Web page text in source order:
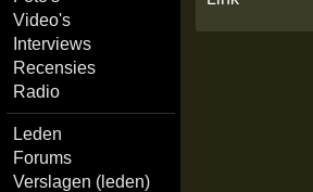
Video's
Interviews
Recensies
Radio
Leden
Forums
Verslagen (leden)